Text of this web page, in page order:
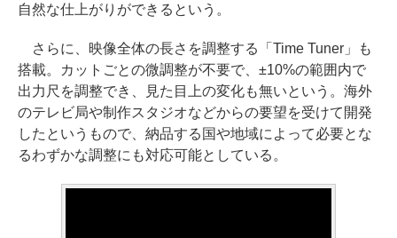
自然な仕上がりができるという。
さらに、映像全体の長さを調整する「Time Tuner」も
搭載。カットごとの微調整が不要で、±10%の範囲内で
出力尺を調整でき、見た目上の変化も無いという。海外
のテレビ局や制作スタジオなどからの要望を受けて開発
したというもので、納品する国や地域によって必要とな
るわずかな調整にも対応可能としている。